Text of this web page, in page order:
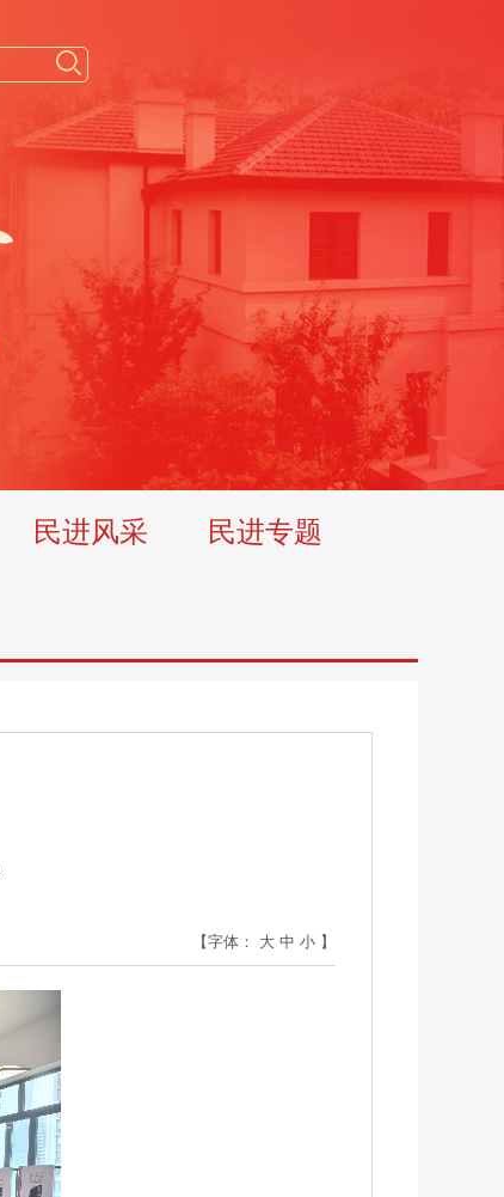
民进风采 民进专题
【字体： 大 中 小 】